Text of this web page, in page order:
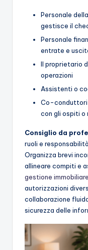
Personale
gestisce il
Personale
entrate e
Il proprietario
operazioni
Assistenti o
Co-conduttori
con gli ospiti o
Consiglio da
ruoli e
Organizza brevi
allineare compiti e
gestione immobiliare
autorizzazioni
collaborazione
sicurezza delle